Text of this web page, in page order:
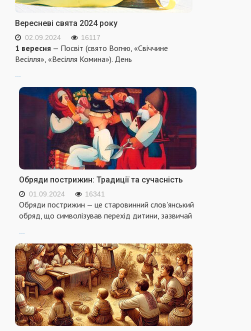
Вересневі свята 2024 року
02.09.2024 16117
1 вересня — Посвіт (свято Вогню, «Свіччине
Весілля», «Весілля Комина»). День
...
Обряди пострижин: Традиції та сучасність
01.09.2024 16341
Обряди пострижин — це старовинний слов'янський
обряд, що символізував перехід дитини, зазвичай
...